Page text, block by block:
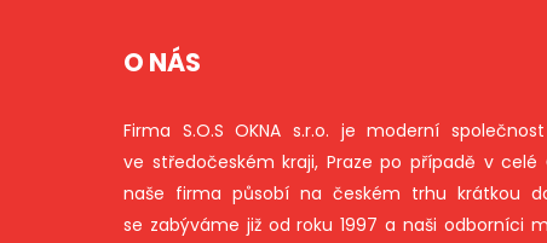
O NÁS
Firma S.O.S OKNA s.r.o. je moderní
ve středočeském kraji, Praze po případě v celé
naše firma působí na českém trhu krátkou
se zabýváme již od roku 1997 a naši odborníci